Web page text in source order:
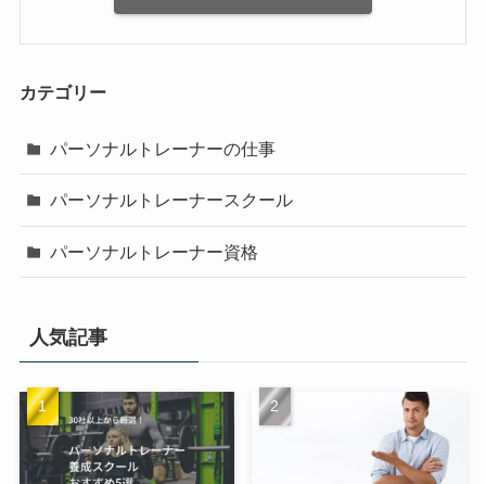
カテゴリー
パーソナルトレーナーの仕事
パーソナルトレーナースクール
パーソナルトレーナー資格
人気記事